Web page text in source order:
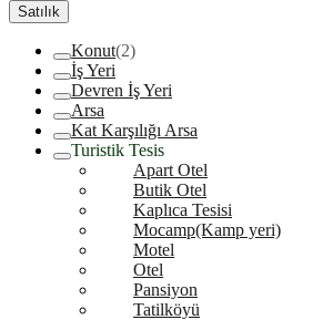
Satılık
Konut(2)
İş Yeri
Devren İş Yeri
Arsa
Kat Karşılığı Arsa
Turistik Tesis
Apart Otel
Butik Otel
Kaplıca Tesisi
Mocamp(Kamp yeri)
Motel
Otel
Pansiyon
Tatilköyü